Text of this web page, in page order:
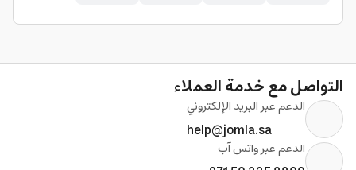
التواصل مع خدمة العملاء
الدعم عبر البريد الإلكتروني
help@jomla.sa
الدعم عبر واتس آب